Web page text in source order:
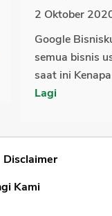
2 Oktober
Google
semua bisnis
saat ini
Lagi
Disclaimer
Kami